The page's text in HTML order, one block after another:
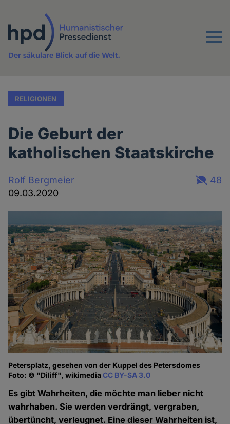
Inhalt
Menu
Der säkulare Blick auf die Welt.
RELIGIONEN
Die Geburt der
katholischen Staatskirche
Rolf Bergmeier
09.03.2020
48
Petersplatz, gesehen von der Kuppel des Petersdomes
Foto: © "Diliff", wikimediaCC BY-SA 3.0
Es gibt Wahrheiten, die möchte man lieber nicht
wahrhaben. Sie werden verdrängt, vergraben,
übertüncht, verleugnet. Eine dieser Wahrheiten ist,